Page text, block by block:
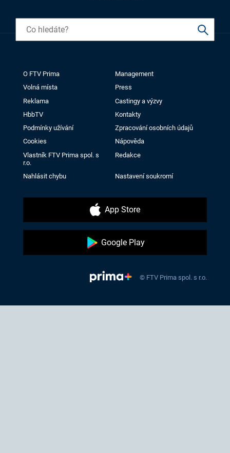
O FTV Prima
Management
Volná místa
Press
Reklama
Castingy a výzvy
HbbTV
Kontakty
Podmínky užívání
Zpracování osobních údajů
Cookies
Nápověda
Vlastník FTV Prima spol. s
r.o.
Redakce
Nahlásit chybu Nastavení soukromí
App Store
Google Play
© FTV Prima spol. s r.o.